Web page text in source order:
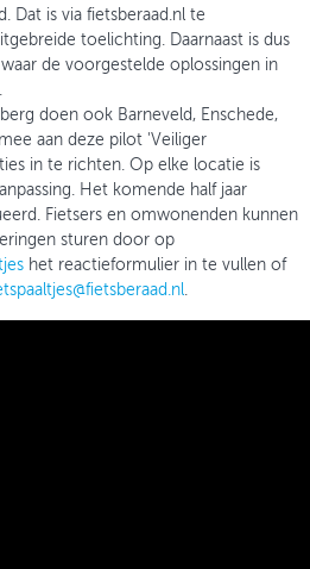
Dat is via fietsberaad.nl te
toelichting. Daarnaast is dus
de voorgestelde oplossingen in
doen ook Barneveld, Enschede,
aan deze pilot 'Veiliger
in te richten. Op elke locatie is
Het komende half jaar
Fietsers en omwonenden kunnen
sturen door op
het reactieformulier in te vullen of
.